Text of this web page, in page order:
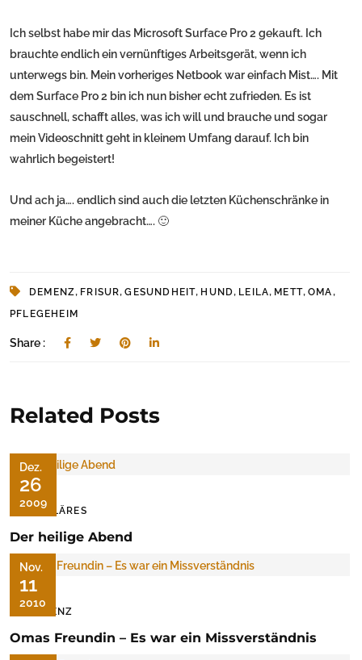
Ich selbst habe mir das Microsoft Surface Pro 2 gekauft. Ich
brauchte endlich ein vernünftiges Arbeitsgerät, wenn ich
unterwegs bin. Mein vorheriges Netbook war einfach Mist…. Mit
dem Surface Pro 2 bin ich nun bisher echt zufrieden. Es ist
sauschnell, schafft alles, was ich will und brauche und sogar
mein Videoschnitt geht in kleinem Umfang darauf. Ich bin
wahrlich begeistert!
Und ach ja…. endlich sind auch die letzten Küchenschränke in
meiner Küche angebracht…. 🙂
DEMENZ, FRISUR,GESUNDHEIT, HUND, LEILA, METT,OMA,
PFLEGEHEIM
Share :
Related Posts
Dez.
26
2009
FAMILÄRES
Der heilige Abend
Nov.
11
2010
DEMENZ
Omas Freundin – Es war ein Missverständnis